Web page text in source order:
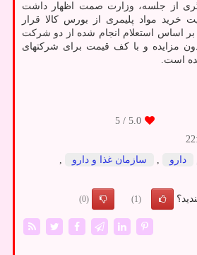
از جلسه، وزارت صمت اظهار داشت
خرید مواد پلیمری از بورس کالا قرار
اساس استعلام انجام شده از دو شرکت
مزایده و با کف قیمت برای شرکتهای
است.
5.0
/ 5
دارو سازمان غذا و دارو
(1)
(0)